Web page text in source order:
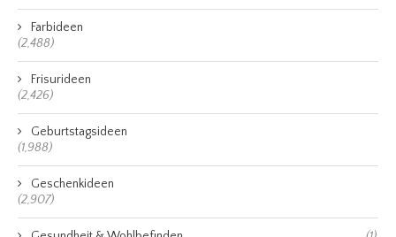
Farbideen
(2,488)
Frisurideen
(2,426)
Geburtstagsideen
(1,988)
Geschenkideen
(2,907)